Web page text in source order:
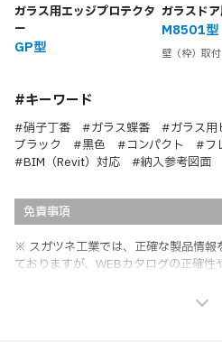
ガラス用エッジプロテクタ
ー
GP型
ガラスド
M8501型
壁（枠）取
#キーワード
#硝子丁番 #ガラス蝶番 #ガラス
ブラック #黒色 #コンパクト #フ
#BIM（Revit）対応 #納入参考図面
免責事項
※ スガツネ工業では、正確な製品情報
ておりますが、WEBカタログの正確